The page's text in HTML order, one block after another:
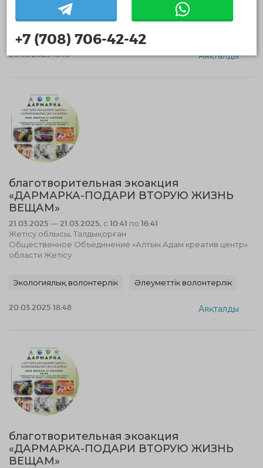
Экологиялық волонтерлік Әлеуметтік волонтерлік
20.03.2025 19:10 Аяқталды
благотворительная экоакция
«ДАРМАРКА-ПОДАРИ ВТОРУЮ ЖИЗНЬ
ВЕЩАМ»
21.03.2025 — 21.03.2025, с 10:41 по 16:41
Жетісу облысы, Талдықорған
Общественное Объединение «Алтын Адам креатив центр»
области Жетісу
Экологиялық волонтерлік Әлеуметтік волонтерлік
20.03.2025 18:48 Аяқталды
благотворительная экоакция
«ДАРМАРКА-ПОДАРИ ВТОРУЮ ЖИЗНЬ
ВЕЩАМ»
+7 (708) 706-42-42